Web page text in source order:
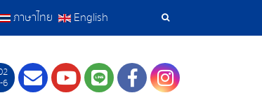
เครื่อง
ค้นหา
ภาษาไทย English
6
ContactYoutube
LINEFacebookInstagram